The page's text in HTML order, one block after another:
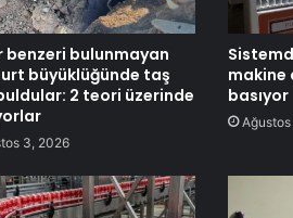
benzeri bulunmayan
büyüklüğünde taş
2 teori üzerinde
3, 2026
makine
basıyor